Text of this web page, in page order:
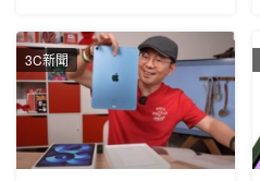
3C新聞